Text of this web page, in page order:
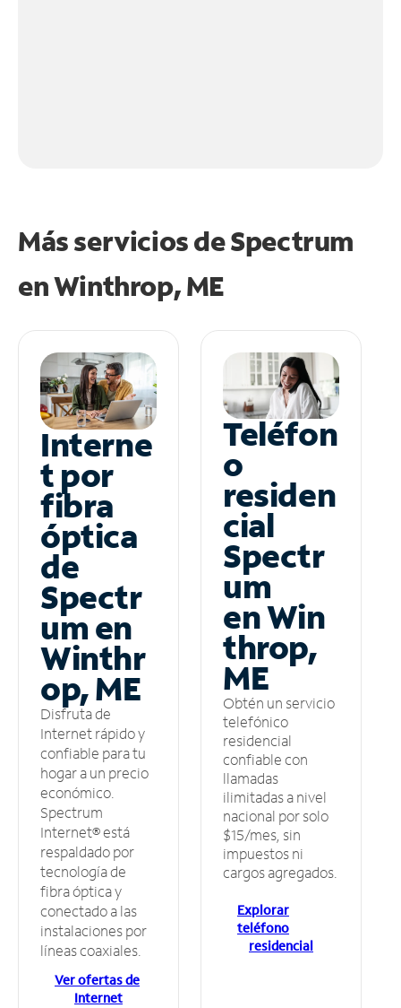
Más servicios de Spectrum
enWinthrop, ME
Interne
t por
fibra
óptica
de
Spectr
um en
Winthr
op, ME
Disfruta de
Internet rápido y
confiable para tu
hogar a un precio
económico.
Spectrum
Internet® está
respaldado por
tecnología de
fibra óptica y
conectado a las
instalaciones por
líneas coaxiales.
Ver ofertas de
Internet
Teléfon
o
residen
cial
Spectr
um
en Win
throp,
ME
Obtén un servicio
telefónico
residencial
confiable con
llamadas
ilimitadas a nivel
nacional por solo
$15/mes, sin
impuestos ni
cargos agregados.
Explorar
teléfono
residencial